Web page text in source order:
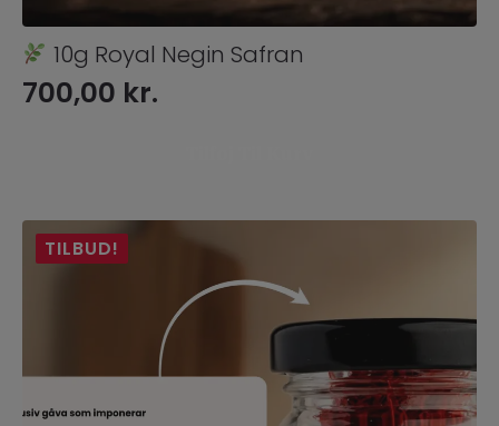
10g Royal Negin Safran
700,00 kr.
TILBUD!